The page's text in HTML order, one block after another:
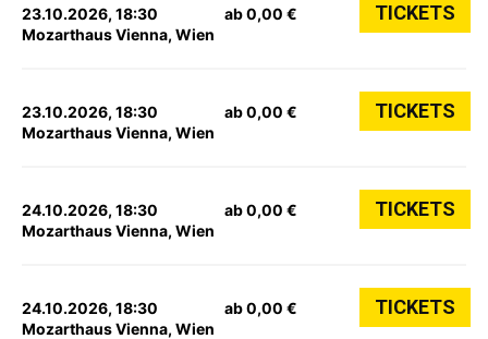
23.10.2026, 18:30
Mozarthaus Vienna, Wien
ab 0,00 € TICKETS
23.10.2026, 18:30
Mozarthaus Vienna, Wien
ab 0,00 € TICKETS
24.10.2026, 18:30
Mozarthaus Vienna, Wien
ab 0,00 € TICKETS
24.10.2026, 18:30
Mozarthaus Vienna, Wien
ab 0,00 € TICKETS